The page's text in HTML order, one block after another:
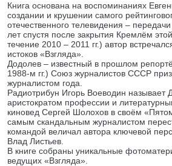
Книга основана на воспоминаниях
создании и крушении самого
отечественного телевидения –
лет спустя после закрытия Кремлём
течение 2010 – 2011 гг.) автор
истоков «Взгляда».
Додолев – известный в прошлом
1988-м гг.) Союз журналистов СССР
журналистом года.
Радиотрибун Игорь Воеводин называет
аристократом профессии и
киновед Сергей Шолохов в своём
самым скандальным журналистом
командой величал автора ключевой
Влад Листьев.
В книге собраны уникальные
ведущих «Взгляда».